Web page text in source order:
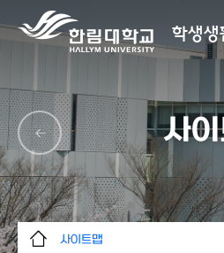
학생
사
사이트맵